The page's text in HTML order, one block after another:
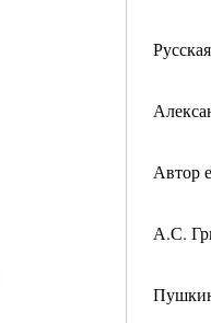
Автор
А.С.